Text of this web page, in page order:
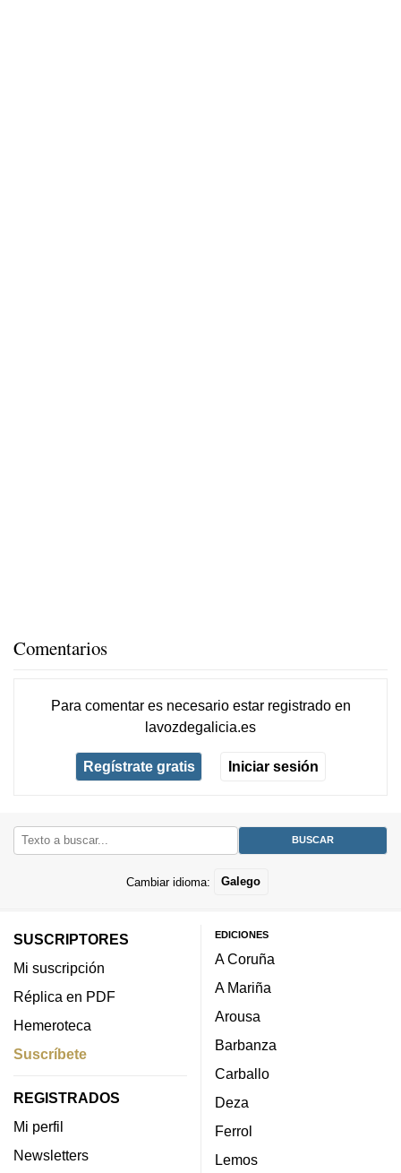
Comentarios
Para comentar es necesario estar registradoen
lavozdegalicia.es
Regístrate gratis Iniciar sesión
Cambiar idioma: Galego
SUSCRIPTORES
Mi suscripción
Réplica en PDF
Hemeroteca
Suscríbete
REGISTRADOS
Mi perfil
Newsletters
EDICIONES
A Coruña
A Mariña
Arousa
Barbanza
Carballo
Deza
Ferrol
Lemos